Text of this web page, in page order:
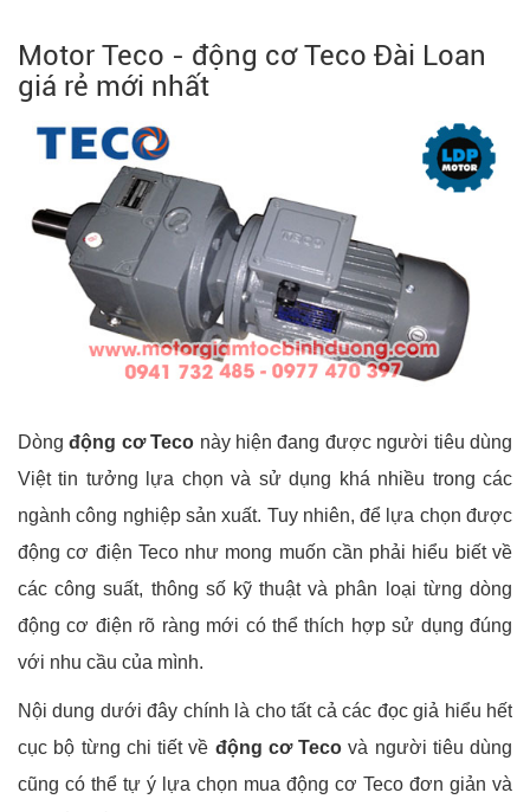
Motor Teco - động cơ Teco Đài Loan
giá rẻ mới nhất
Dòngđộng cơ Teco này hiện đang được người tiêu dùng
Việt tin tưởng lựa chọn và sử dụng khá nhiều trong các
ngành công nghiệp sản xuất. Tuy nhiên, để lựa chọn được
động cơ điện Teco như mong muốn cần phải hiểu biết về
các công suất, thông số kỹ thuật và phân loại từng dòng
động cơ điện rõ ràng mới có thể thích hợp sử dụng đúng
với nhu cầu của mình.
Nội dung dưới đây chính là cho tất cả các đọc giả hiểu hết
cục bộ từng chi tiết về động cơ Teco và người tiêu dùng
cũng có thể tự ý lựa chọn mua động cơ Teco đơn giản và